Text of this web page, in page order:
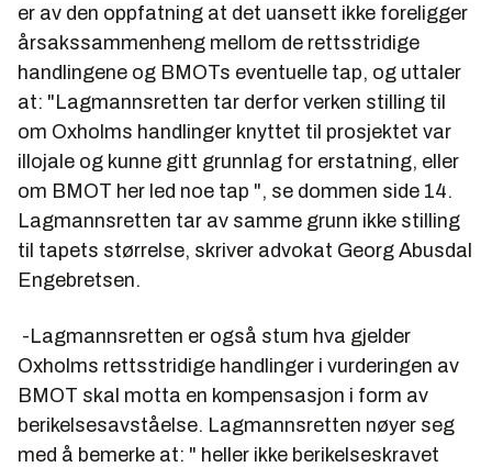
er av den oppfatning at det uansett ikke foreligger
årsakssammenheng mellom de rettsstridige
handlingene og BMOTs eventuelle tap, og uttaler
at: "Lagmannsretten tar derfor verken stilling til
om Oxholms handlinger knyttet til prosjektet var
illojale og kunne gitt grunnlag for erstatning, eller
om BMOT her led noe tap ", se dommen side 14.
Lagmannsretten tar av samme grunn ikke stilling
til tapets størrelse, skriver advokat Georg Abusdal
Engebretsen.
-Lagmannsretten er også stum hva gjelder
Oxholms rettsstridige handlinger i vurderingen av
BMOT skal motta en kompensasjon i form av
berikelsesavståelse. Lagmannsretten nøyer seg
med å bemerke at: " heller ikke berikelseskravet